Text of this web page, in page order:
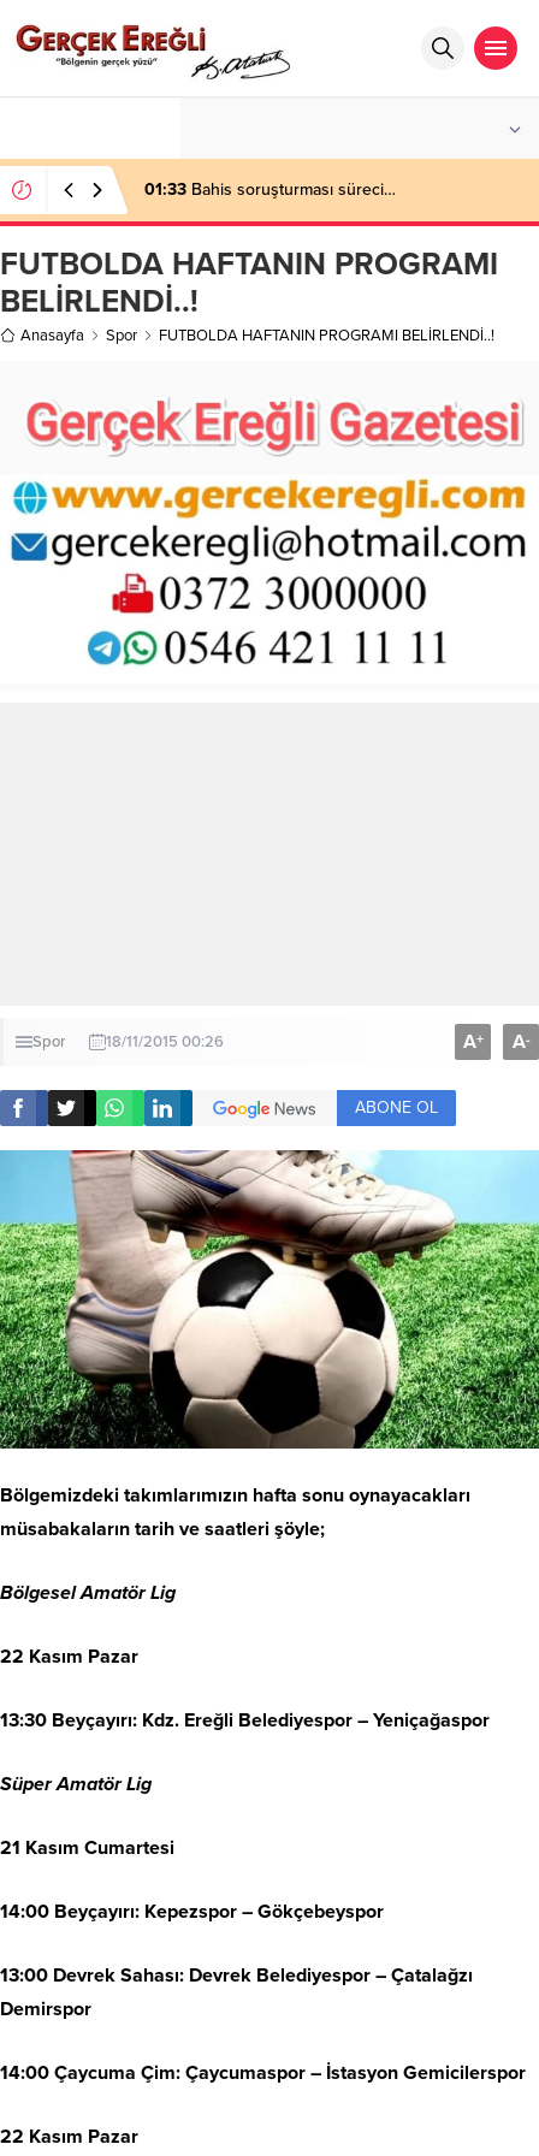
01:33 Bahis soruşturması süreci…
FUTBOLDA HAFTANIN PROGRAMI
BELİRLENDİ..!
Anasayfa Spor FUTBOLDA HAFTANIN PROGRAMI BELİRLENDİ..!
Spor 18/11/2015 00:26 A+ A-
ABONE OL
Bölgemizdeki takımlarımızın hafta sonu oynayacakları
müsabakaların tarih ve saatleri şöyle;
Bölgesel Amatör Lig
22 Kasım Pazar
13:30 Beyçayırı: Kdz. Ereğli Belediyespor – Yeniçağaspor
Süper Amatör Lig
21 Kasım Cumartesi
14:00 Beyçayırı: Kepezspor – Gökçebeyspor
13:00 Devrek Sahası: Devrek Belediyespor – Çatalağzı
Demirspor
14:00 Çaycuma Çim: Çaycumaspor – İstasyon Gemicilerspor
22 Kasım Pazar